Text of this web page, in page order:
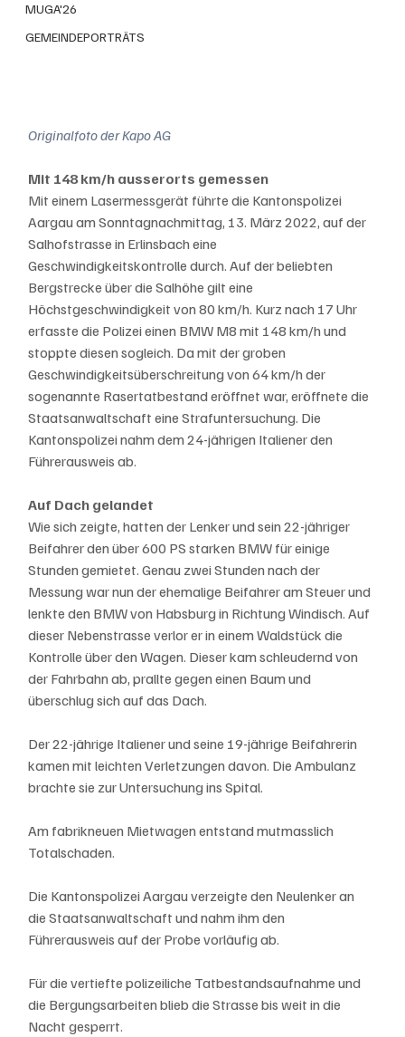
MUGA'26
GEMEINDEPORTRÄTS
Originalfoto der Kapo AG
Mit 148 km/h ausserorts gemessen
Mit einem Lasermessgerät führte die Kantonspolizei
Aargau am Sonntagnachmittag, 13. März 2022, auf der
Salhofstrasse in Erlinsbach eine
Geschwindigkeitskontrolle durch. Auf der beliebten
Bergstrecke über die Salhöhe gilt eine
Höchstgeschwindigkeit von 80 km/h. Kurz nach 17 Uhr
erfasste die Polizei einen BMW M8 mit 148 km/h und
stoppte diesen sogleich. Da mit der groben
Geschwindigkeitsüberschreitung von 64 km/h der
sogenannte Rasertatbestand eröffnet war, eröffnete die
Staatsanwaltschaft eine Strafuntersuchung. Die
Kantonspolizei nahm dem 24-jährigen Italiener den
Führerausweis ab.
Auf Dach gelandet
Wie sich zeigte, hatten der Lenker und sein 22-jähriger
Beifahrer den über 600 PS starken BMW für einige
Stunden gemietet. Genau zwei Stunden nach der
Messung war nun der ehemalige Beifahrer am Steuer und
lenkte den BMW von Habsburg in Richtung Windisch. Auf
dieser Nebenstrasse verlor er in einem Waldstück die
Kontrolle über den Wagen. Dieser kam schleudernd von
der Fahrbahn ab, prallte gegen einen Baum und
überschlug sich auf das Dach.
Der 22-jährige Italiener und seine 19-jährige Beifahrerin
kamen mit leichten Verletzungen davon. Die Ambulanz
brachte sie zur Untersuchung ins Spital.
Am fabrikneuen Mietwagen entstand mutmasslich
Totalschaden.
Die Kantonspolizei Aargau verzeigte den Neulenker an
die Staatsanwaltschaft und nahm ihm den
Führerausweis auf der Probe vorläufig ab.
Für die vertiefte polizeiliche Tatbestandsaufnahme und
die Bergungsarbeiten blieb die Strasse bis weit in die
Nacht gesperrt.